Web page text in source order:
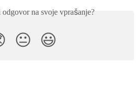
odgovor na svoje vprašanje?
😐 😃